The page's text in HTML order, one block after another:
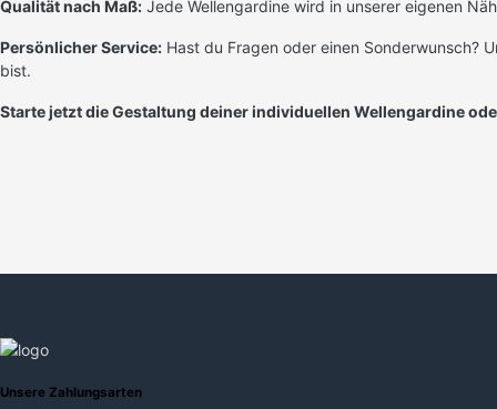
Qualität nach Maß: Jede Wellengardine wird in unserer eigenen
Persönlicher Service: Hast du Fragen oder einen Sonderwunsch?
bist.
Starte jetzt die Gestaltung deiner individuellen Wellengardine
Unsere Zahlungsarten